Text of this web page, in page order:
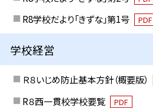
R8学校だより「きずな」第1号 PDF
学校経営
Ｒ８いじめ防止基本方針（概要版）
R８西一貫校学校要覧
PDF